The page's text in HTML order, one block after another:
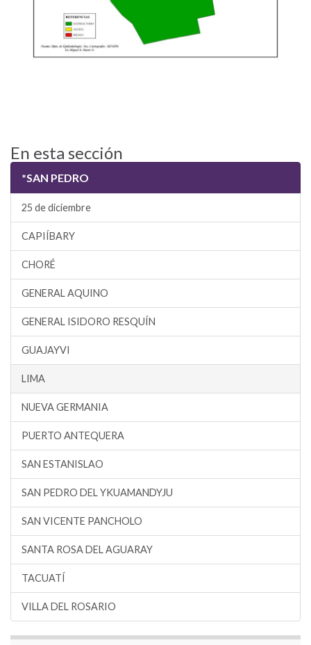
En esta sección
*SAN PEDRO
25 de diciembre
CAPIÍBARY
CHORÉ
GENERAL AQUINO
GENERAL ISIDORO RESQUÍN
GUAJAYVI
LIMA
NUEVA GERMANIA
PUERTO ANTEQUERA
SAN ESTANISLAO
SAN PEDRO DEL YKUAMANDYJU
SAN VICENTE PANCHOLO
SANTA ROSA DEL AGUARAY
TACUATÍ
VILLA DEL ROSARIO